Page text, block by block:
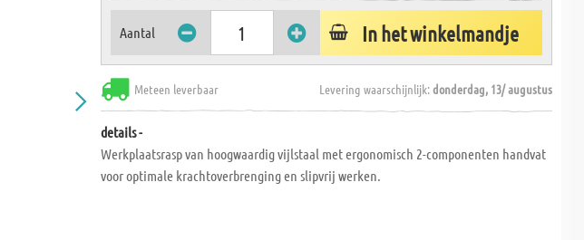
Aantal In het winkelmandje
Meteen leverbaar Levering waarschijnlijk:donderdag, 13/ augustus
details -
Werkplaatsrasp van hoogwaardig vijlstaal met ergonomisch 2-componenten handvat
voor optimale krachtoverbrenging en slipvrij werken.